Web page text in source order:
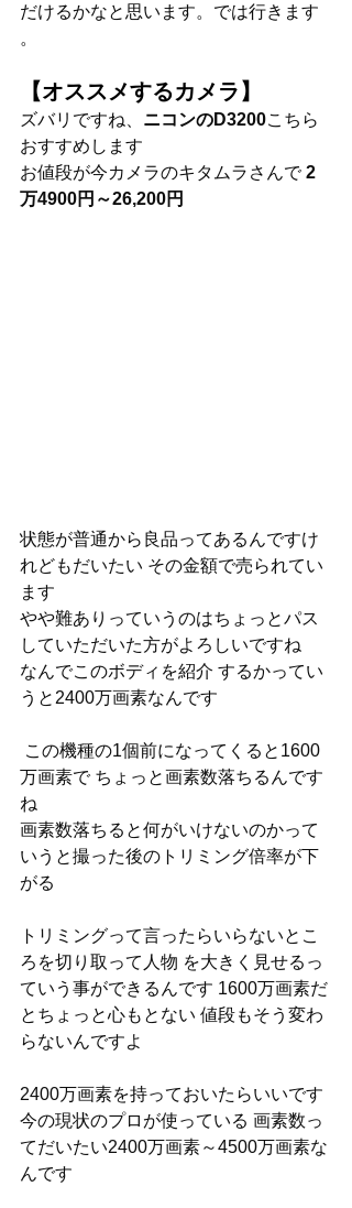
だけるかなと思います。では行きます
。
【オススメするカメラ】
ズバリですね、 ニコンのD3200こちら
おすすめします
お値段が今カメラのキタムラさんで 2
万4900円～26,200円
状態が普通から良品ってあるんですけ
れどもだいたい その金額で売られてい
ます
やや難ありっていうのはちょっとパス
していただいた方がよろしいですね
なんでこのボディを紹介 するかってい
うと2400万画素なんです
万画素で ちょっと画素数落ちるんです
ね
画素数落ちると何がいけないのかって
いうと撮った後のトリミング倍率が下
がる
トリミングって言ったらいらないとこ
ろを切り取って人物 を大きく見せるっ
ていう事ができるんです 1600万画素だ
とちょっと心もとない 値段もそう変わ
らないんですよ
2400万画素を持っておいたらいいです
今の現状のプロが使っている 画素数っ
てだいたい2400万画素～4500万画素な
んです